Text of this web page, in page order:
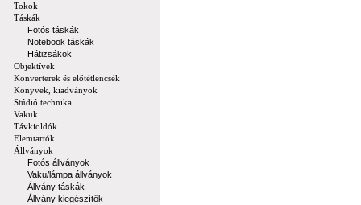
Tokok
Táskák
Fotós táskák
Notebook táskák
Hátizsákok
Objektívek
Konverterek és előtétlencsék
Könyvek, kiadványok
Stúdió technika
Vakuk
Távkioldók
Elemtartók
Állványok
Fotós állványok
Vaku/lámpa állványok
Állvány táskák
Állvány kiegészítők